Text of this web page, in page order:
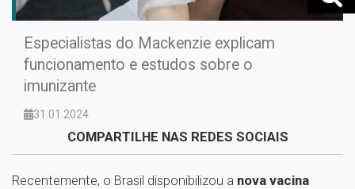
Especialistas do Mackenzie explicam
funcionamento e estudos sobre o
imunizante
31.01.2024
COMPARTILHE NAS REDES SOCIAIS
Recentemente, o Brasil disponibilizou a nova vacina